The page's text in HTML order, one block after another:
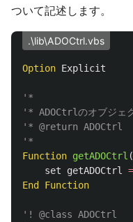
ついて記述します。
.\lib\ADOCtrl.vbs
Option Explicit
'*
'* ADOCtrlのオブジェ
'* @return ADOCtrl
'*
Function getADOCtrl
set
getADOCtrl =
End Function
'! @class ADOCtrl